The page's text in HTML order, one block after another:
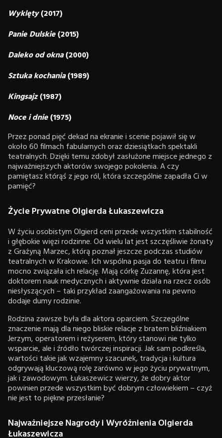
Wyklęty(2017)
Panie Dulskie(2015)
Daleko od okna(2000)
Sztuka kochania(1989)
Kingsajz(1987)
Noce i dnie(1975)
Przez ponad pięć dekad na ekranie i scenie pojawił się w
około 60 filmach fabularnych oraz dziesiątkach spektakli
teatralnych. Dzięki temu zdobył zasłużone miejsce jednego z
najważniejszych aktorów swojego pokolenia. A czy
pamiętasz którąś z jego ról, która szczególnie zapadła Ci w
pamięć?
Życie Prywatne Olgierda Łukaszewicza
W życiu osobistym Olgierd ceni przede wszystkim stabilność
i głębokie więzi rodzinne. Od wielu lat jest szczęśliwie żonaty
z Grażyną Marzec, którą poznał jeszcze podczas studiów
teatralnych w Krakowie. Ich wspólna pasja do teatru i filmu
mocno związała ich relację. Mają córkę Zuzannę, która jest
doktorem nauk medycznych i aktywnie działa na rzecz osób
niesłyszących – taki przykład zaangażowania na pewno
dodaje dumy rodzinie.
Rodzina zawsze była dla aktora oparciem. Szczególne
znaczenie mają dla niego bliskie relacje z bratem bliźniakiem
Jerzym, operatorem i reżyserem, który stanowi nie tylko
wsparcie, ale i źródło twórczej inspiracji. Jak sam podkreśla,
wartości takie jak wzajemny szacunek, tradycja i kultura
odgrywają kluczową rolę zarówno w jego życiu prywatnym,
jak i zawodowym. Łukaszewicz wierzy, że dobry aktor
powinien przede wszystkim być dobrym człowiekiem – czyż
nie jest to piękne przesłanie?
Najważniejsze Nagrody i Wyróżnienia Olgierda
Łukaszewicza